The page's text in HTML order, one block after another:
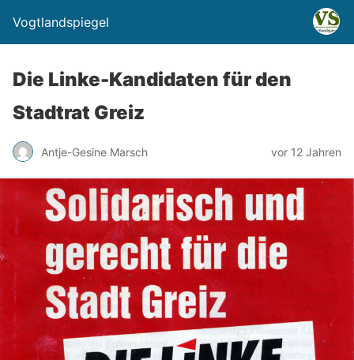
Vogtlandspiegel
Die Linke-Kandidaten für den
Stadtrat Greiz
Antje-Gesine Marsch vor 12 Jahren